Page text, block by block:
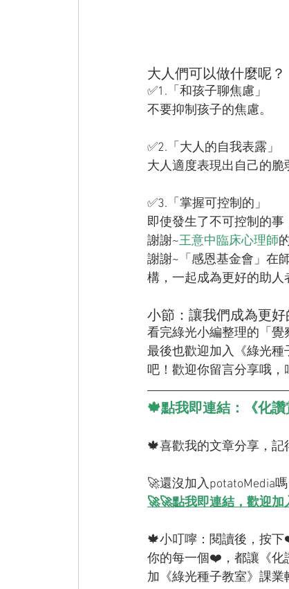
大人們可以做什麼呢？
✅1.「和孩子聊焦慮」
不要抑制孩子的焦慮。
✅2.「大人的自我表露」
大人適度表現出自己的
✅3.「掌握可控制的」
即使發生了不可控制的
謝謝~王意中臨床心理師
謝謝~「感恩基金會」在
構，一起成為更好的助人
小節：讓我們成為更好
看完綠光小編整理的「
最後也歡迎加入《綠光
吧！歡迎你留言分享哦，
🍁點我即連結：《化
🍁喜歡我的文章分享，記
🚀還沒加入potatoMedia
🚀🚀點我即連結，歡迎加
🍁小叮嚀：閱讀後，按
你的每一個❤️，都讓《化
加《綠光種子教室》課業